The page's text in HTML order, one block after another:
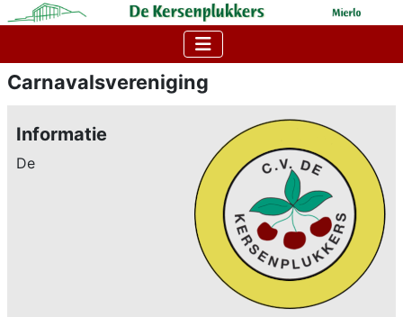
Carnavalsvereniging
Informatie
De